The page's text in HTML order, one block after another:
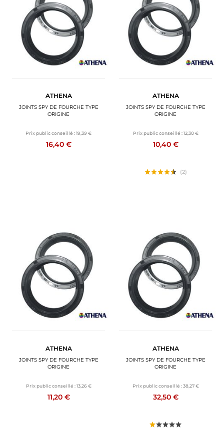
ATHENA
JOINTS SPY DE FOURCHE TYPE
ORIGINE
Prix public conseillé :19,39 €
16,40 €
ATHENA
JOINTS SPY DE FOURCHE TYPE
ORIGINE
Prix public conseillé : 12,30 €
10,40 €
(2)
ATHENA
JOINTS SPY DE FOURCHE TYPE
ORIGINE
Prix public conseillé : 13,26 €
11,20 €
ATHENA
JOINTS SPY DE FOURCHE TYPE
ORIGINE
Prix public conseillé : 38,27 €
32,50 €